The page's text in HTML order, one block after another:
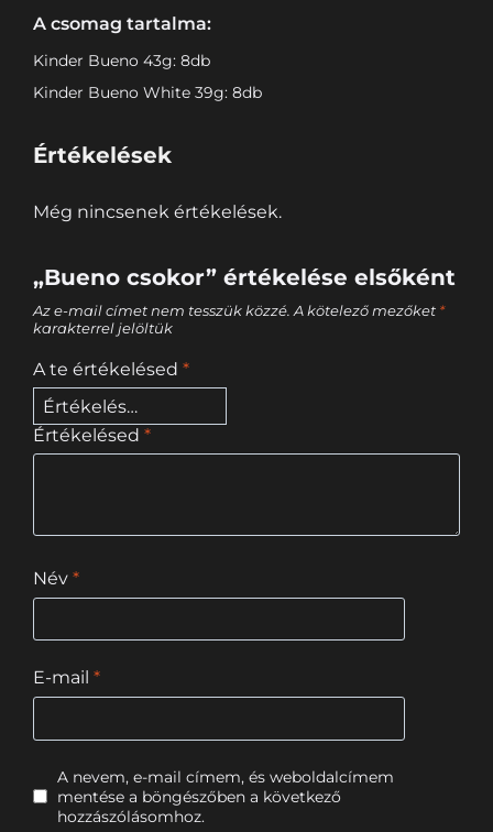
A csomag tartalma:
Kinder Bueno 43g: 8db
Kinder Bueno White 39g: 8db
Értékelések
Még nincsenek értékelések.
„Bueno csokor” értékelése elsőként
Az e-mail címet nem tesszük közzé. A kötelező mezőket *
karakterrel jelöltük
A te értékelésed *
Értékelésed *
Név *
E-mail *
A nevem, e-mail címem, és weboldalcímem
mentése a böngészőben a következő
hozzászólásomhoz.